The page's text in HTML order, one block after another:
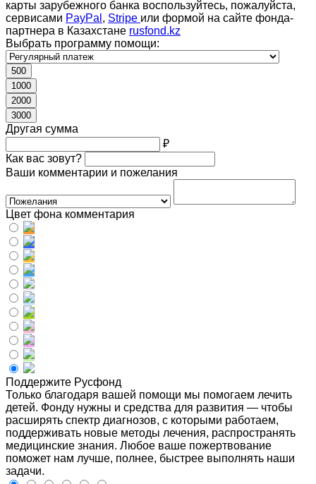
карты зарубежного банка воспользуйтесь, пожалуйста,
сервисами PayPal , Stripe или формой на сайте фонда-
партнера в Казахстане rusfond.kz
Выбрать программу помощи:
500
1000
2000
3000
Другая сумма
₽
Как вас зовут?
Ваши комментарии и пожелания
Цвет фона комментария
Поддержите Русфонд
Только благодаря вашей помощи мы помогаем лечить
детей. Фонду нужны и средства для развития — чтобы
расширять спектр диагнозов, с которыми работаем,
поддерживать новые методы лечения, распространять
медицинские знания. Любое ваше пожертвование
поможет нам лучше, полнее, быстрее выполнять наши
задачи.